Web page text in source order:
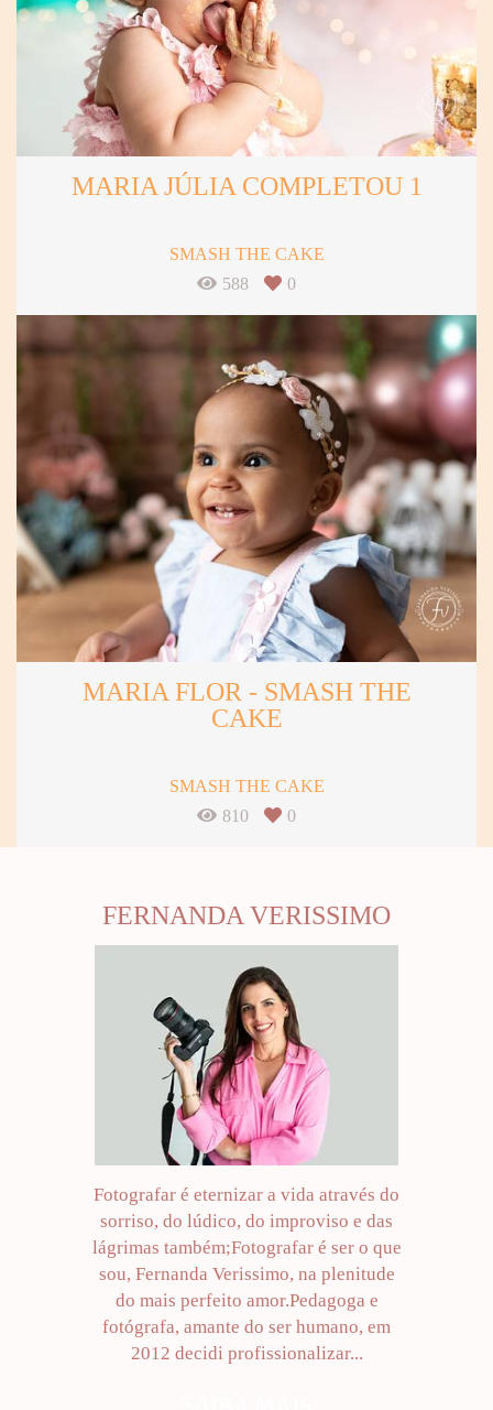
MARIA JÚLIA COMPLETOU 1
SMASH THE CAKE
588
0
MARIA FLOR - SMASH THE
CAKE
SMASH THE CAKE
810
0
FERNANDA VERISSIMO
Fotografar é eternizar a vida através do
sorriso, do lúdico, do improviso e das
lágrimas também;Fotografar é ser o que
sou, Fernanda Verissimo, na plenitude
do mais perfeito amor.Pedagoga e
fotógrafa, amante do ser humano, em
2012 decidi profissionalizar...